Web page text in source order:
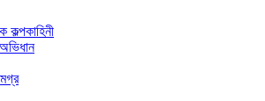
কল্পকাহিনী